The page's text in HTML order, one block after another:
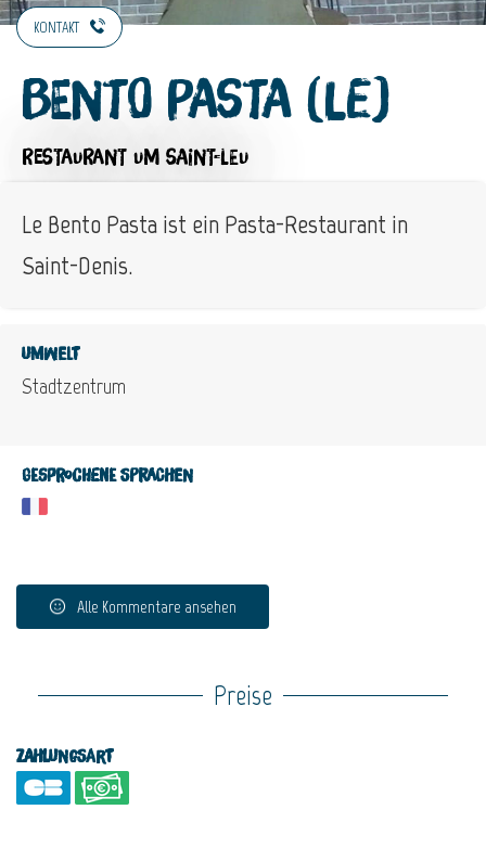
KONTAKT
Bento Pasta (Le)
RESTAURANT UM SAINT-LEU
Le Bento Pasta ist ein Pasta-Restaurant in
Saint-Denis.
Umwelt
Stadtzentrum
Gesprochene Sprachen
Alle Kommentare ansehen
Preise
Zahlungsart